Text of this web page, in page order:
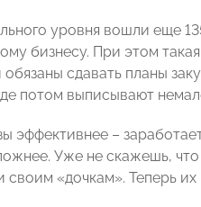
уровня вошли еще
бизнесу. При этом
сдавать планы
потом выписывают
эффективнее –
Уже не скажешь,
«дочкам». Теперь